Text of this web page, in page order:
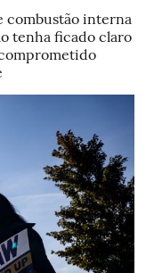
combustão interna
tenha ficado claro